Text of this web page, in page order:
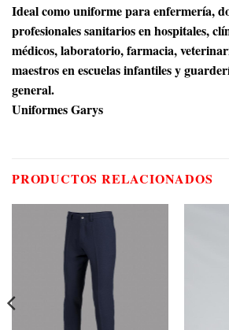
Ideal como uniforme para enfermería,
profesionales sanitarios en hospitales,
médicos, laboratorio, farmacia,
maestros en escuelas infantiles y
general.
Uniformes Garys
PRODUCTOS RELACIONADOS